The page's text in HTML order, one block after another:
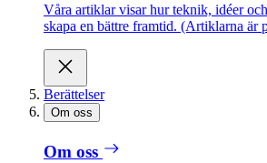
Våra artiklar visar hur teknik, idéer
skapa en bättre framtid. (Artiklarna är
Berättelser
Om oss
Om oss